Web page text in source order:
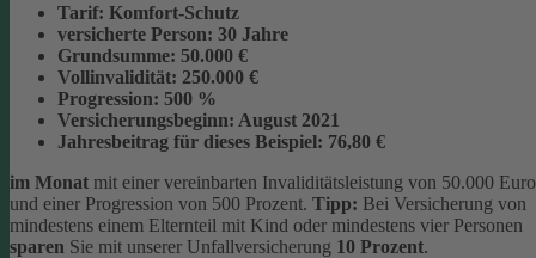
Tarif: Komfort-Schutz
versicherte Person: 30 Jahre
Grundsumme: 50.000 €
Vollinvalidität: 250.000 €
Progression: 500 %
Versicherungsbeginn: August 2021
Jahresbeitrag für dieses Beispiel: 76,80 €
im Monat mit einer vereinbarten Invaliditätsleistung von 50.000 Euro
und einer Progression von 500 Prozent. Tipp: Bei Versicherung von
mindestens einem Elternteil mit Kind oder mindestens vier Personen
sparen Sie mit unserer Unfallversicherung 10 Prozent.